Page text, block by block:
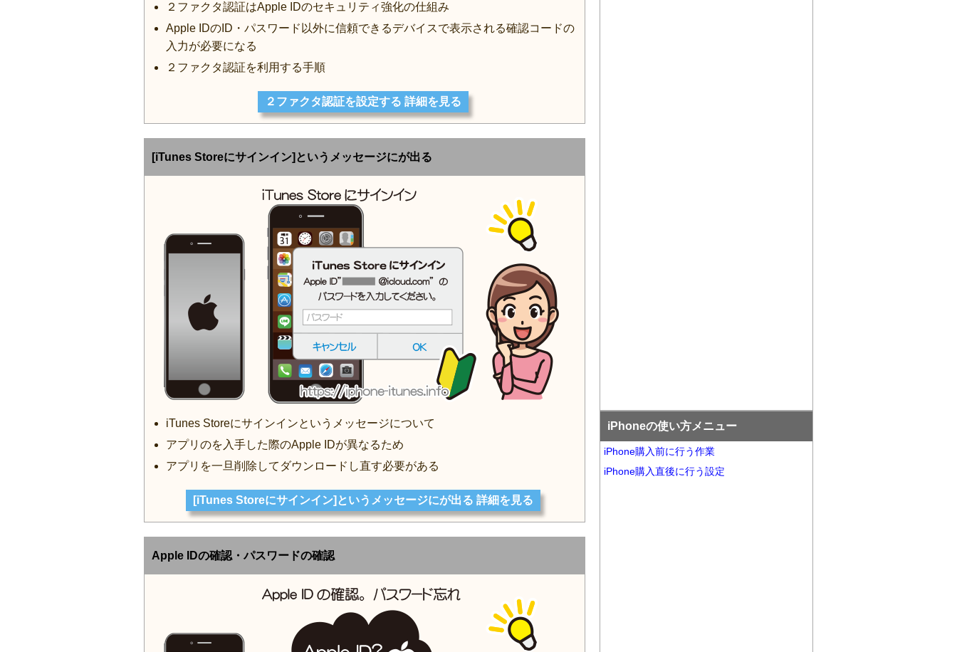
２ファクタ認証はApple IDのセキュリティ強化の仕組み
Apple IDのID・パスワード以外に信頼できるデバイスで表示される確認コードの
入力が必要になる
２ファクタ認証を利用する手順
２ファクタ認証を設定する 詳細を見る
[iTunes Storeにサインイン]というメッセージにが出る
iTunes Storeにサインインというメッセージについて
アプリのを入手した際のApple IDが異なるため
アプリを一旦削除してダウンロードし直す必要がある
[iTunes Storeにサインイン]というメッセージにが出る 詳細を見る
Apple IDの確認・パスワードの確認
iPhoneの使い方メニュー
iPhone購入前に行う作業
iPhone購入直後に行う設定